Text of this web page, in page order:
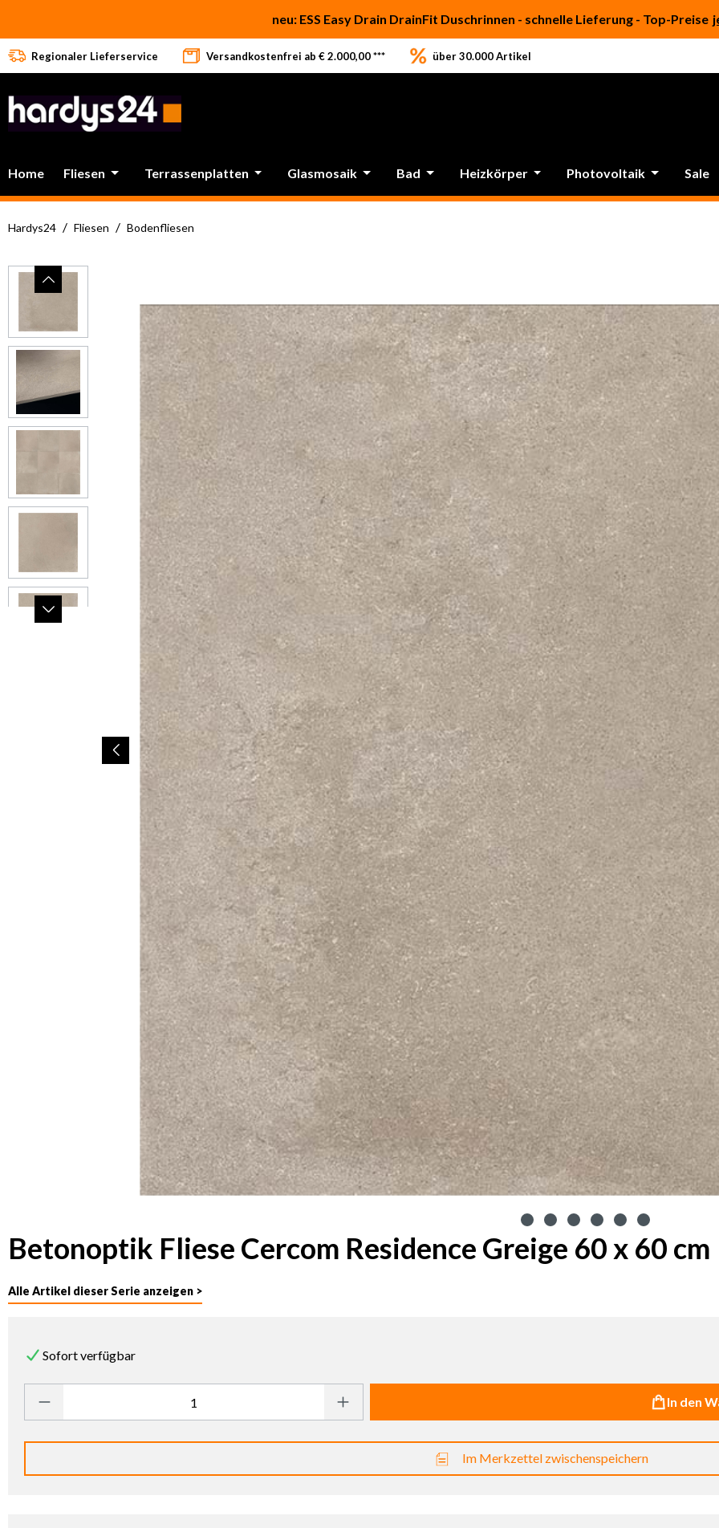
neu: ESS Easy Drain DrainFit Duschrinnen - schnelle Lieferung - Top-Preise
Regionaler Lieferservice Versandkostenfrei ab € 2.000,00 *** über 30.000 Artikel
Home Fliesen Terrassenplatten Glasmosaik Bad Heizkörper Photovoltaik Sale
Hardys24 / Fliesen / Bodenfliesen
Bildergalerie überspringen
Betonoptik Fliese Cercom Residence Greige 60 x 60 cm
Alle Artikel dieser Serie anzeigen >
Sofort verfügbar
In den
Im Merkzettel zwischenspeichern